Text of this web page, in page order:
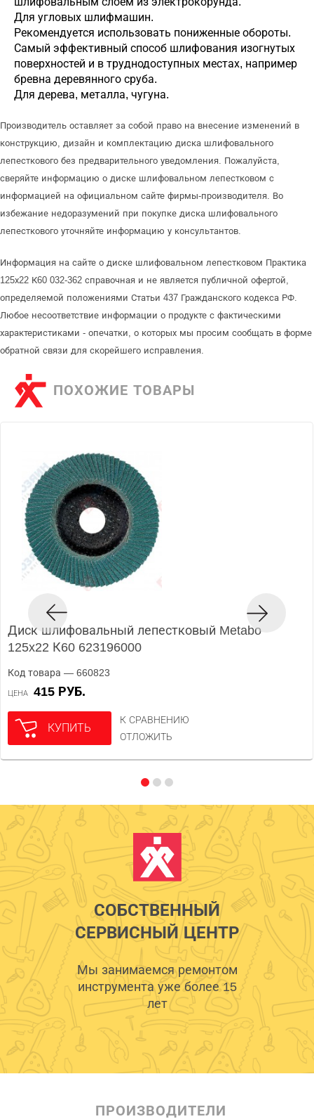
Для угловых шлифмашин.
Рекомендуется использовать пониженные обороты.
Самый эффективный способ шлифования изогнутых
поверхностей и в труднодоступных местах, например
бревна деревянного сруба.
Для дерева, металла, чугуна.
Производитель оставляет за собой право на внесение изменений в
конструкцию, дизайн и комплектацию диска шлифовального
лепесткового без предварительного уведомления. Пожалуйста,
сверяйте информацию о диске шлифовальном лепестковом с
информацией на официальном сайте фирмы-производителя. Во
избежание недоразумений при покупке диска шлифовального
лепесткового уточняйте информацию у консультантов.
Информация на сайте о диске шлифовальном лепестковом Практика
125х22 К60 032-362 справочная и не является публичной офертой,
определяемой положениями Статьи 437 Гражданского кодекса РФ.
Любое несоответствие информации о продукте с фактическими
характеристиками - опечатки, о которых мы просим сообщать в форме
обратной связи для скорейшего исправления.
ПОХОЖИЕ ТОВАРЫ
Диск шлифовальный лепестковый Metabo
125x22 К60 623196000
Код товара — 660823
ЦЕНА 415 РУБ.
КУПИТЬ
К СРАВНЕНИЮ
ОТЛОЖИТЬ
СОБСТВЕННЫЙ
СЕРВИСНЫЙ ЦЕНТР
Мы занимаемся ремонтом
инструмента уже более 15
лет
ПРОИЗВОДИТЕЛИ